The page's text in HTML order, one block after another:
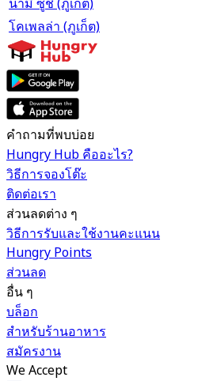
โคเพลล่า (ภูเก็ต)
คำถามที่พบบ่อย
Hungry Hub คืออะไร?
วิธีการจองโต๊ะ
ติดต่อเรา
ส่วนลดต่าง ๆ
วิธีการรับและใช้งานคะแนน
Hungry Points
ส่วนลด
อื่น ๆ
บล็อก
สำหรับร้านอาหาร
สมัครงาน
We Accept